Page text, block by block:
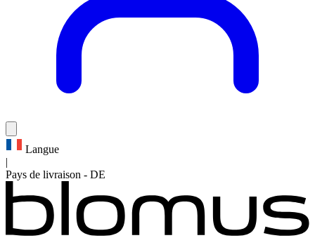
Langue
|
Pays de livraison - DE